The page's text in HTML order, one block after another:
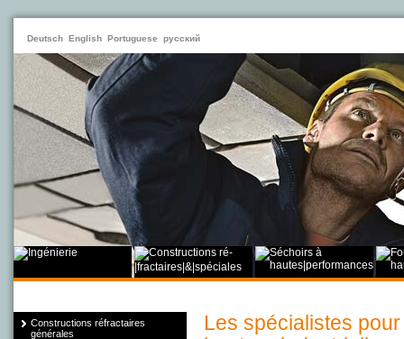
Deutsch English Portuguese русский
Constructions réfractaires
générales
Les spécialistes